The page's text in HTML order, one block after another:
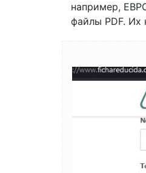
например,
файлы PDF. Их
Image